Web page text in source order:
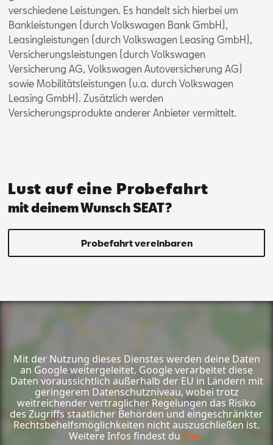
verschiedene Leistungen. Es handelt sich hierbei um
Bankleistungen (durch Volkswagen Bank GmbH),
Leasingleistungen (durch Volkswagen Leasing GmbH),
Versicherungsleistungen (durch Volkswagen
Versicherung AG, Volkswagen Autoversicherung AG)
sowie Mobilitätsleistungen (u.a. durch Volkswagen
Leasing GmbH). Zusätzlich werden
Versicherungsprodukte anderer Anbieter vermittelt.
Lust auf eine Probefahrt
mit deinem Wunsch SEAT?
Probefahrt vereinbaren
Mit der Nutzung dieses Dienstes werden deine Daten
an Google weitergeleitet. Google verarbeitet diese
Daten voraussichtlich außerhalb der EU in Ländern mit
geringerem Datenschutzniveau, wobei trotz
weitreichender vertraglicher Regelungen das Risiko
des Zugriffs staatlicher Behörden und eingeschränkter
Rechtsbehelfsmöglichkeiten nicht auszuschließen ist.
Weitere Infos findest du hier.